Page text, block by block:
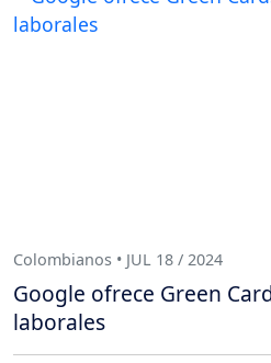
Colombianos • JUL 18 / 2024
Google ofrece Green
laborales